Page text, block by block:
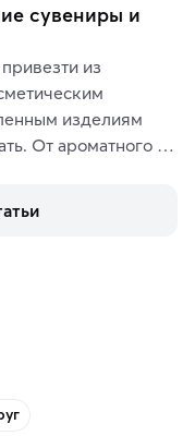
сувениры и
из
изделиям
От ароматного
или себе на